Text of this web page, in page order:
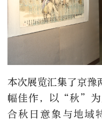
本次展览汇集了京
幅佳作，以“秋”为
合秋日意象与地域